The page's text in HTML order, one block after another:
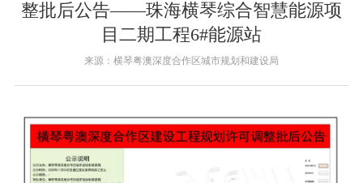
整批后公告——珠海横琴综合智慧能源项
目二期工程6#能源站
来源：横琴粤澳深度合作区城市规划和建设局